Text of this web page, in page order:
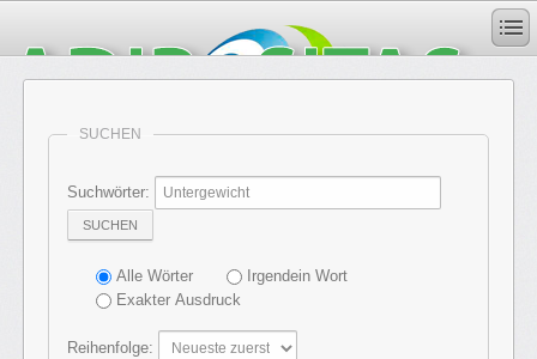
SUCHEN
Suchwörter:
SUCHEN
Alle Wörter
Irgendein Wort
Exakter Ausdruck
Reihenfolge: